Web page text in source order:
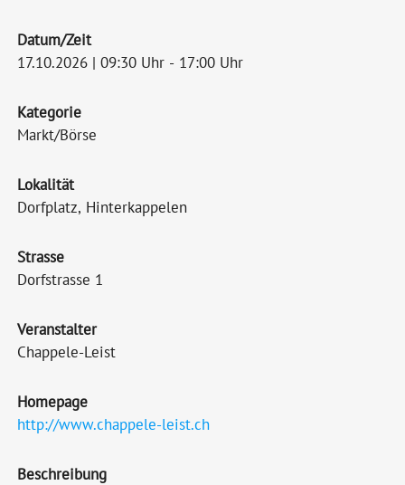
Datum/Zeit
17.10.2026 | 09:30 Uhr - 17:00 Uhr
Kategorie
Markt/Börse
Lokalität
Dorfplatz, Hinterkappelen
Strasse
Dorfstrasse 1
Veranstalter
Chappele-Leist
Homepage
http://www.chappele-leist.ch
Beschreibung